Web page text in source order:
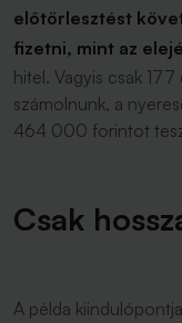
előtörlesztést
fizetni, mint az
hitel. Vagyis csak
számolnunk, a
464 000 forintot
Csak
A példa